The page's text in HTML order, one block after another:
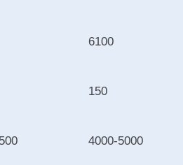
6100
150
4000-5000